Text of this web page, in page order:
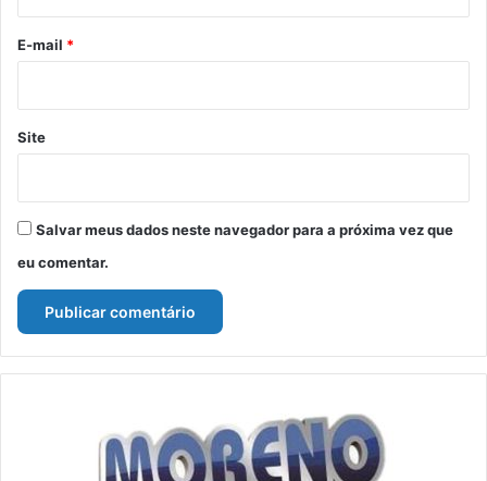
*
E-mail *
Site
Salvar meus dados neste navegador para a próxima vez que
eu comentar.